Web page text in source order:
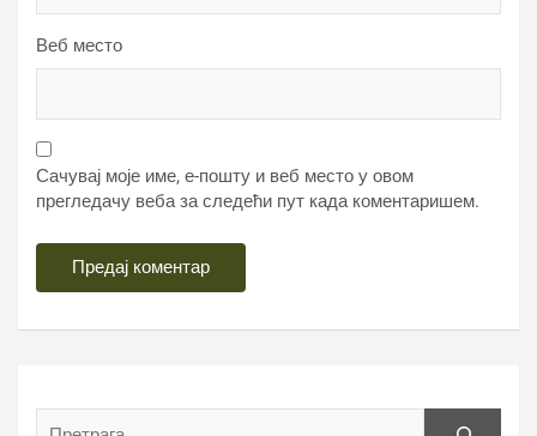
Веб место
Сачувај моје име, е-пошту и веб место у овом
прегледачу веба за следећи пут када коментаришем.